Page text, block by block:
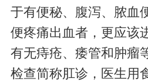
于有便秘、腹泻、脓血
便疼痛出血者，更应该
有无痔疮、痿管和肿瘤
检查简称肛诊，医生用